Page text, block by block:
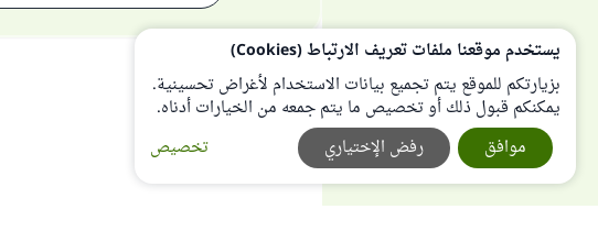
يستخدم موقعنا ملفات تعريف الارتباط (Cookies)
بزيارتكم للموقع يتم تجميع بيانات الاستخدام لأغراض تحسينية.
يمكنكم قبول ذلك أو تخصيص ما يتم جمعه من الخيارات أدناه.
تخصيص
رفض الإختياري موافق